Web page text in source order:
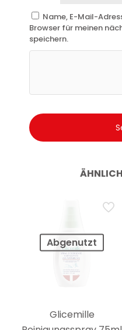
Name, E-Mail-
Browser für meinen
speichern.
Abgenutzt
Glicemille